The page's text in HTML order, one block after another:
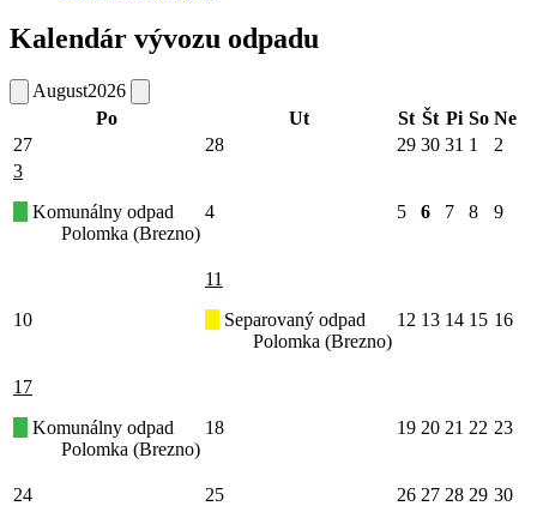
Kalendár vývozu odpadu
August2026
Po
Ut St Št Pi So Ne
27
28 29 30 31 1
2
3
Komunálny odpad
Polomka (Brezno)
4 5 6 7 8 9
10
11
Separovaný odpad
Polomka (Brezno)
12 13 14 15 16
17
Komunálny odpad
Polomka (Brezno)
18 19 20 21 22 23
24 25 26 27 28 29 30